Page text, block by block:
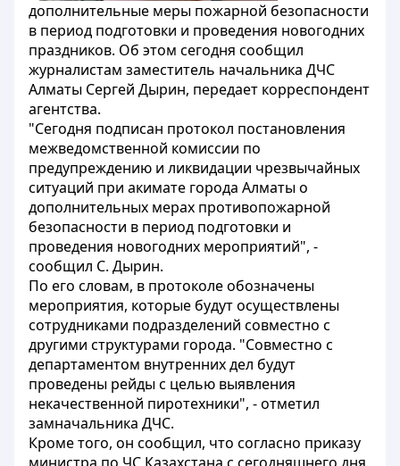
дополнительные меры пожарной безопасности
в период подготовки и проведения новогодних
праздников. Об этом сегодня сообщил
журналистам заместитель начальника ДЧС
Алматы Сергей Дырин, передает корреспондент
агентства.
"Сегодня подписан протокол постановления
межведомственной комиссии по
предупреждению и ликвидации чрезвычайных
ситуаций при акимате города Алматы о
дополнительных мерах противопожарной
безопасности в период подготовки и
проведения новогодних мероприятий", -
сообщил С. Дырин.
По его словам, в протоколе обозначены
мероприятия, которые будут осуществлены
сотрудниками подразделений совместно с
другими структурами города. "Совместно с
департаментом внутренних дел будут
проведены рейды с целью выявления
некачественной пиротехники", - отметил
замначальника ДЧС.
Кроме того, он сообщил, что согласно приказу